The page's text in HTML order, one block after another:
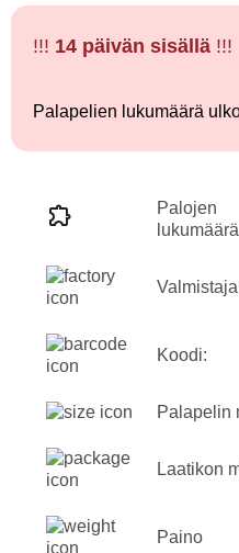
!!! 14 päivän sisällä !!!
Palapelien lukumäärä
Palojen
Koodi:
Palapelin
Laatikon
Paino